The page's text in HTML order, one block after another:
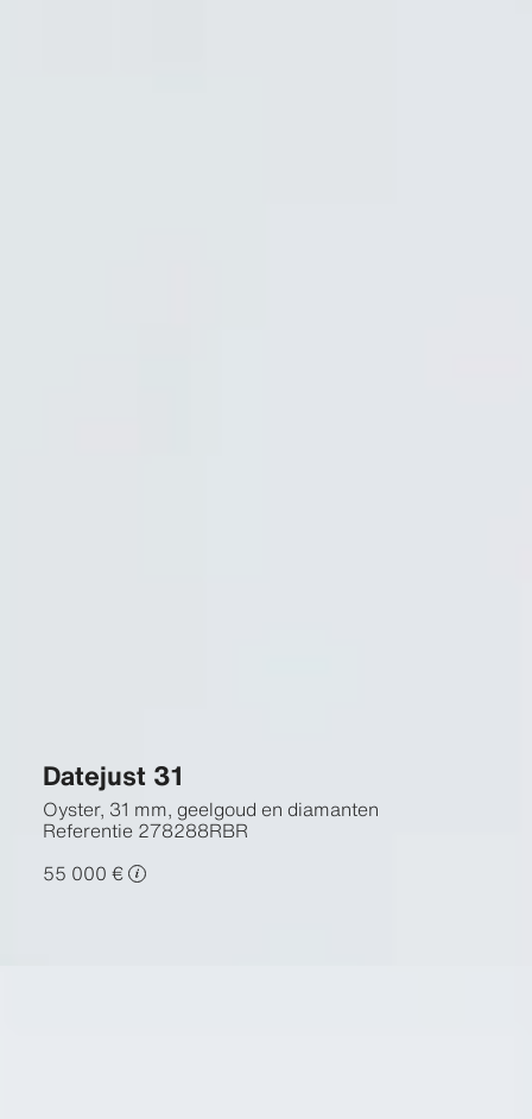
Datejust 31
Oyster, 31 mm, geelgoud en diamanten
Referentie 278288RBR
55 000 €